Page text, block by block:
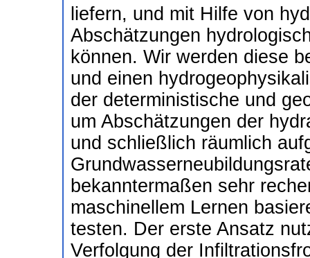
liefern, und mit Hilfe von
Abschätzungen
können. Wir werden diese
und einen
der deterministische und
um Abschätzungen der
und schließlich räumlich
bekanntermaßen sehr
maschinellem Lernen
testen. Der erste Ansatz
Verfolgung der